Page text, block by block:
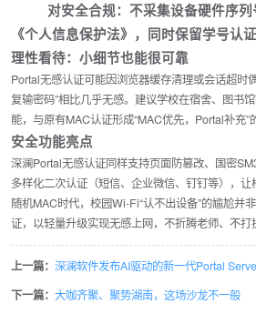
对安全合规：不采集设备硬件序
《个人信息保护法》，同时保留学号认
理性看待：小细节也能很可靠
Portal无感认证可能因浏览器缓存清理或会话超时
复输密码”相比几乎无感。建议学校在宿舍、图书
能，与原有MAC认证形成“MAC优先，Portal补充”
安全功能亮点
深澜Portal无感认证同样支持页面防篡改、国密
多样化二次认证 （短信、企业微信、钉钉等），让
随机MAC时代，校园Wi-Fi“认不出设备”的尴尬并
证，以轻量升级实现无感上网，不折腾老师、不打
上一篇：深澜软件发布AI驱动的新一代Portal
下一篇：大咖齐聚、聚势湖南，这场沙龙不一般